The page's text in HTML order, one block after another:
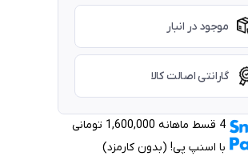
موجود در انبار
گارانتی اصالت کالا
4 قسط ماهانه 1,600,000 تومانی
با اسنپ ‌پی! (بدون کارمزد)